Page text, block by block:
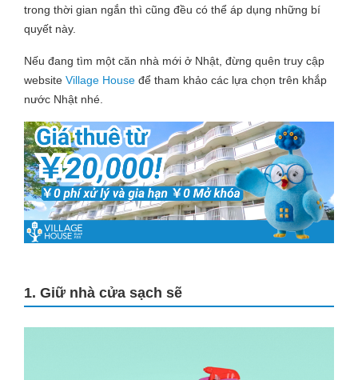
trong thời gian ngắn thì cũng đều có thể áp dụng những bí
quyết này.
Nếu đang tìm một căn nhà mới ở Nhật, đừng quên truy cập
website Village House để tham khảo các lựa chọn trên khắp
nước Nhật nhé.
1. Giữ nhà cửa sạch sẽ